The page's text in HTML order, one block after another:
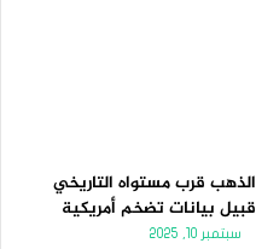
الذهب قرب مستواه التاريخي
قبيل بيانات تضخم أمريكية
سبتمبر 10, 2025